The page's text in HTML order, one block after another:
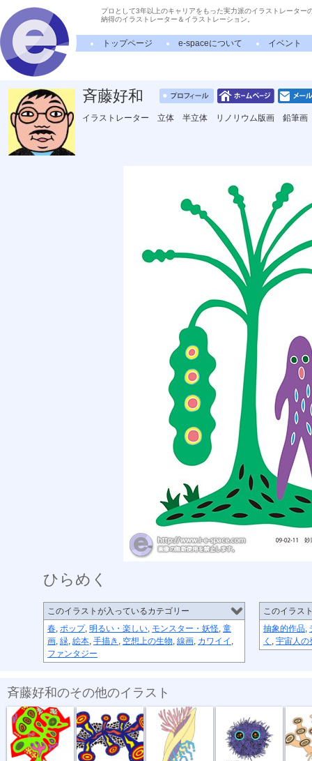
プロとして3年以上のキャリアをもった実力派のイラストレーター
納得のイラストレーター＆イラストレーション。
トップページ e-spaceについて イベント
斉藤好和
イラストレーター 立体 半立体 リノリウム版画 鉛筆画
ひらめく
このイラストが入っているカテゴリー
春, ポップ, 明るい・楽しい, モンスター・妖怪, 童
画, 緑, 絵本, 手描き , 空想上の生物, 線画, カワイイ ,
ファンタジー
このイラス
抽象的作品,
く , 宇宙人の
斉藤好和のその他のイラスト
めぐる想い 放電１秒前 貝